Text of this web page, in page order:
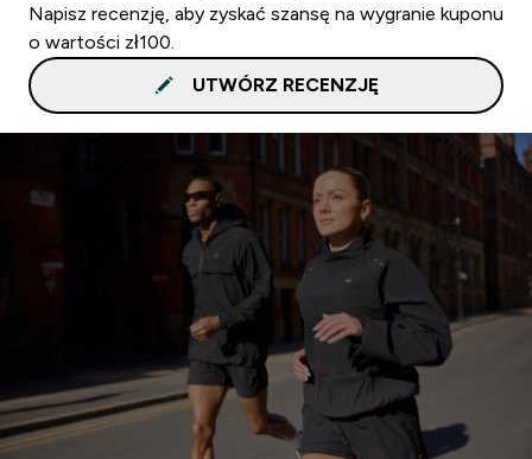
Napisz recenzję, aby zyskać szansę na wygranie kuponu
o wartości zł100.
UTWÓRZ RECENZJĘ